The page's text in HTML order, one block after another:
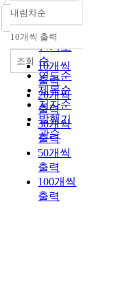
정확도
순
인기도
순
연도순
제목순
저자순
발행기
관순
내림차순
내림차순
10개씩 출력
10개씩
출력
20개씩
출력
30개씩
출력
50개씩
출력
100개씩
출력
조회